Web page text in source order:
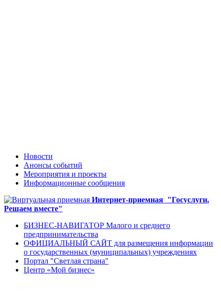
Новости
Анонсы событий
Мероприятия и проекты
Информационные сообщения
Интернет-приемная "Госуслуги.
Решаем вместе"
БИЗНЕС-НАВИГАТОР Малого и среднего
предпринимательства
ОФИЦИАЛЬНЫЙ САЙТ для размещения информации
о государственных (муниципальных) учреждениях
Портал "Светлая страна"
Центр «Мой бизнес»